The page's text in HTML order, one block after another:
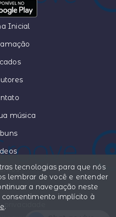
Inicial
música
tecnologias para que nós
lembrar de você e entender
a navegação neste
implícito à
.